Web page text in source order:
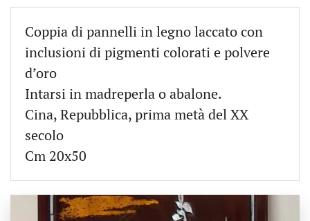
Coppia di pannelli in legno laccato con
inclusioni di pigmenti colorati e polvere
d’oro
Intarsi in madreperla o abalone.
Cina, Repubblica, prima metà del XX
secolo
Cm 20x50